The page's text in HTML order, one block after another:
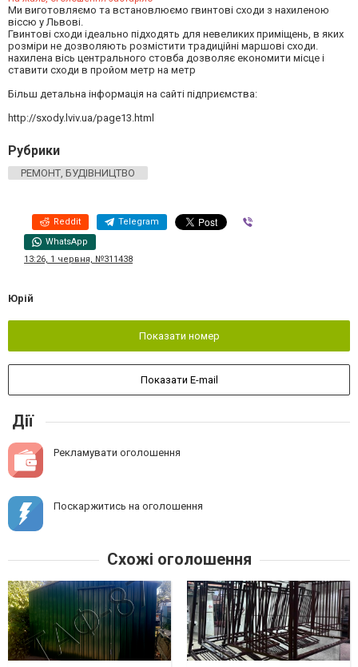
Ми виготовляємо та встановлюємо гвинтові сходи з нахиленою
віссю у Львові.
Гвинтові сходи ідеально підходять для невеликих приміщень, в яких
розміри не дозволяють розмістити традиційні маршові сходи.
нахилена вісь центрального стовба дозволяє економити місце і
ставити сходи в пройом метр на метр
Більш детальна інформація на сайті підприємства:
http://sxody.lviv.ua/page13.html
Рубрики
РЕМОНТ, БУДІВНИЦТВО
Reddit Telegram
WhatsApp
13:26, 1 червня, №311438
Юрій
Показати номер
Показати E-mail
Дії
Рекламувати оголошення
Поскаржитись на оголошення
Схожі оголошення